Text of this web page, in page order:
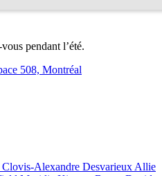
pendant l’été.
508, Montréal
Clovis-Alexandre Desvarieux Allie